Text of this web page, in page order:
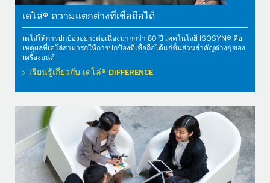
เดโล่® ความแตกต่างที่เชื่อถือได้
เดโล่ให้การปกป้องอย่างต่อเนื่องมากกว่า 80 ปี เทคโนโลยี ISOSYN® คือ
เหตุผลที่เดโล่สามารถให้การปกป้องที่เชื่อถือได้แก่ชิ้นส่วนสำคัญต่างๆ ของ
เครื่องยนต์
เรียนรู้เกี่ยวกับ เดโล่® DIFFERENCE